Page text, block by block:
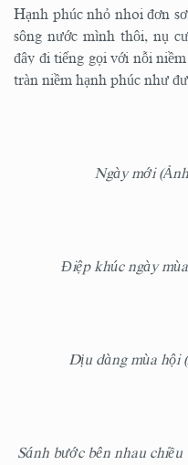
Hạnh phúc nhỏ nhoi đơn
sông nước mình thôi, nụ
đây đi tiếng gọi với nỗi
tràn niềm hạnh phúc như
Ngày mới
Điệp khúc ngày
Dịu dàng mùa hội
Sánh bước bên nhau